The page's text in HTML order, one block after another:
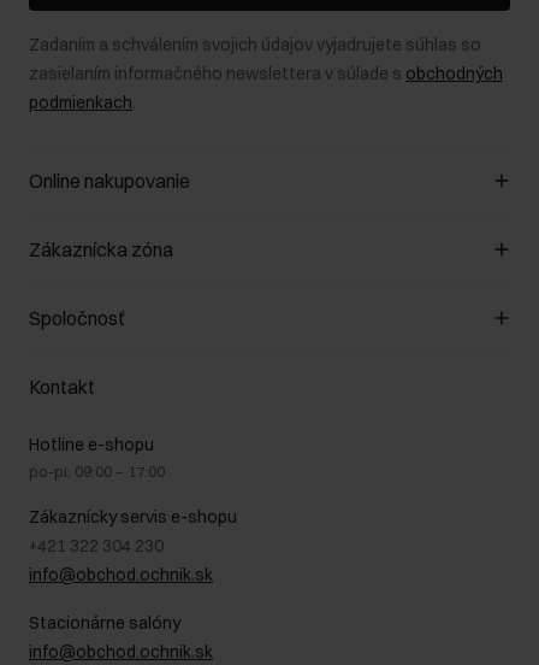
Zadaním a schválením svojich údajov vyjadrujete súhlas so
zasielaním informačného newslettera v súlade s obchodných
podmienkach.
Online nakupovanie
Spravovať súbory cookie
Spôsob platby
Vrátenie
Zákaznícka zóna
Zákazníky klub
Pravidlá propagácie
Starostlivosť o kožu
Bezpečné nakupovanie
Blog
Najčastejšie kladené otázky (FAQ)
Spoločnosť
O nás
GDPR - Zásady ochrany osobných údajov
Právne informácie
Kontakt
Hotline e-shopu
po-pi: 09:00 – 17:00
Zákaznícky servis e-shopu
+421 322 304 230
info@obchod.ochnik.sk
Stacionárne salóny
info@obchod.ochnik.sk